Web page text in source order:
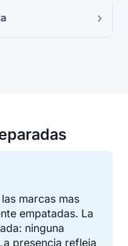
marcas mas
empatadas. La
ninguna
presencia refleja